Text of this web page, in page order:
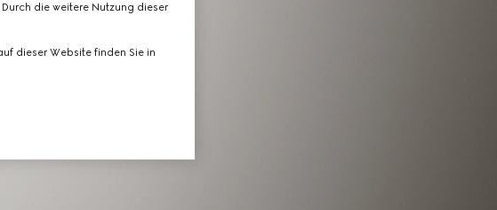
die weitere Nutzung dieser
dieser Website finden Sie in